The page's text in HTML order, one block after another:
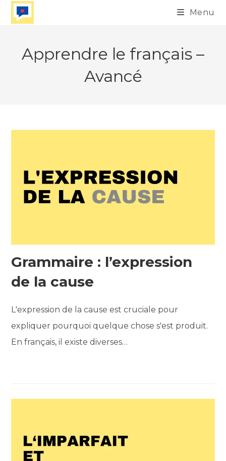
Skip
Menu
Apprendre le français –
Avancé
Grammaire : l’expression
de la cause
L'expression de la cause est cruciale pour
expliquer pourquoi quelque chose s'est produit.
En français, il existe diverses…